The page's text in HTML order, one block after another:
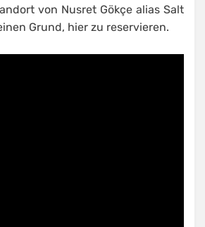
von Nusret Gökçe alias Salt
Grund, hier zu reservieren.